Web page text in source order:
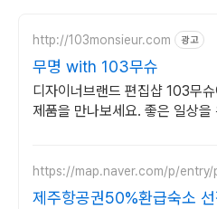
http://103monsieur.com 광고
무명 with 103무슈
디자이너브랜드 편집샵 103무
제품을 만나보세요. 좋은 일상을
https://map.naver.com/p/
제주항공권50%환급숙소